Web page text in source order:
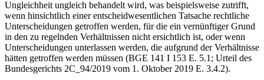
Ungleichheit ungleich behandelt wird, was beispielsweise zutrifft,
wenn hinsichtlich einer entscheidwesentlichen Tatsache rechtliche
Unterscheidungen getroffen werden, für die ein vernünftiger Grund
in den zu regelnden Verhältnissen nicht ersichtlich ist, oder wenn
Unterscheidungen unterlassen werden, die aufgrund der Verhältnisse
hätten getroffen werden müssen (BGE 141 I 153 E. 5.1; Urteil des
Bundesgerichts 2C_94/2019 vom 1. Oktober 2019 E. 3.4.2).